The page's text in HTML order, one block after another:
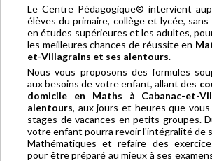
Le Centre Pédagogique® intervient
élèves du primaire, collège et lycée,
en études supérieures et les adultes,
les meilleures chances de réussite en
et-Villagrains et ses alentours.
Nous vous proposons des formules
aux besoins de votre enfant, allant des
domicile en Maths à Cabanac-et-
alentours, aux jours et heures que vous
stages de vacances en petits groupes.
votre enfant pourra revoir l'intégralité de
Mathématiques et refaire des
pour être préparé au mieux à ses